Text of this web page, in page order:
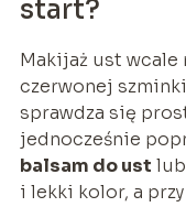
start?
Makijaż ust wcale
czerwonej
sprawdza się
jednocześnie
balsam do ust lub
i lekki kolor, a